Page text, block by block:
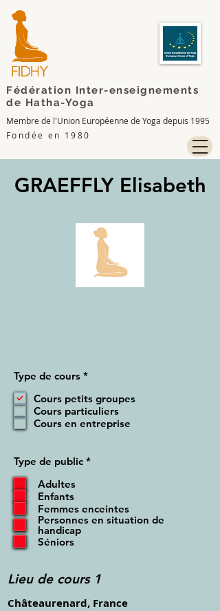
Fondée en 1980
Membre de l'Union Européenne de Yoga depuis 1995
Fédération Inter-enseignements
de Hatha-Yoga
GRAEFFLY Elisabeth
Type de cours *O
l
i
g
a
i
Cours petits groupes
Cours particuliers
Cours en entreprise
Type de public *O
a
t
Adultes
Enfants
Femmes enceintes
Personnes en situation de
handicap
Séniors
Lieu de cours 1
Châteaurenard, France